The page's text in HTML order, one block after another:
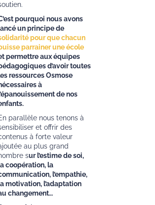
pourquoi nous avons
un principe de
pour que chacun
parrainer une école
permettre aux équipes
d’avoir toutes
ressources Osmose
à
de nos
parallèle nous tenons à
et offrir des
à forte valeur
au plus grand
sur l’estime de soi,
coopération, la
l’empathie,
motivation, l’adaptation
changement…